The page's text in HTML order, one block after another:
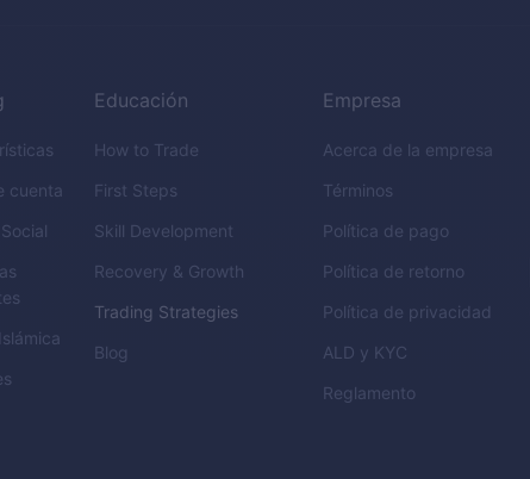
cuenta
Educación
How to Trade
First Steps
Skill Development
Recovery & Growth
Trading Strategies
Blog
Empresa
Acerca de la empresa
Términos
Política de pago
Política de retorno
Política de privacidad
ALD y KYC
Reglamento